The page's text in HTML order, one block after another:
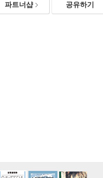
파트너샵 공유하기